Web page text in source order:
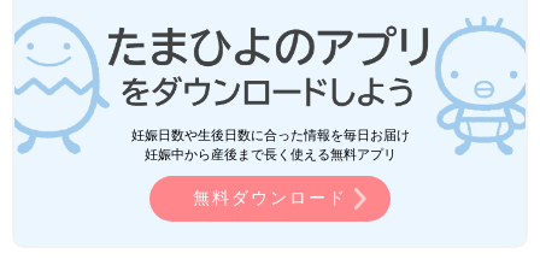
ビロテ確定」品薄必至の人気アイテム5
選
WEEKEND（リトルウィークエンド）」のアイ
テムが、SNSで超話題になっています！どれも
おしゃれなカジュアルアイテムなので、保育園
や幼稚園着として購入している人も多数。今回
は、そのなかでも特に購入報告の投稿が多い、
人気アイテムをご紹介します♪
どのコラボアイテムも、デザイン性や着心地にこだわった、素敵
な商品ばかりでしたよね。SNSではたくさんの購入報告が投稿さ
れていますが、「発売当日に行ったけど買えなかった」という声
も多数ありました。「LITTC（リトシー」×ディズニーコラボの
アイテムは毎回大人気なので、気になるかたは早めにチェックし
妊娠日数や生後日数に合った情報を毎日お届け
妊娠中から産後まで長く使える無料アプリ
無料ダウンロード